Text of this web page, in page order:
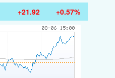
+21.92 +0.57%